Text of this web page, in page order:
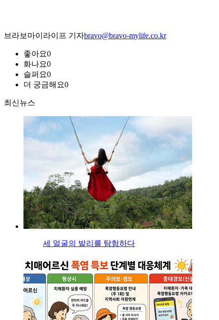
브라보마이라이프 기자bravo@bravo-mylife.co.kr
좋아요0
화나요0
슬퍼요0
더 궁금해요0
최신뉴스
세 얼굴의 발리를 탐험하다